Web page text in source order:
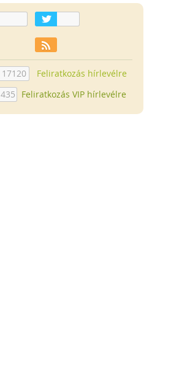
17120
Feliratkozás hírlevélre
435
Feliratkozás VIP hírlevélre